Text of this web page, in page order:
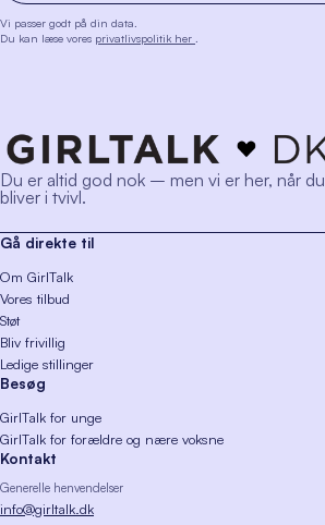
Vi passer godt på din data.
Du kan læse vores privatlivspolitik her
Du er altid god nok – men vi er her, når du
bliver i tvivl.
Gå direkte til
Om GirlTalk
Vores tilbud
Støt
Bliv frivillig
Ledige stillinger
Besøg
GirlTalk for unge
GirlTalk for forældre og nære voksne
Kontakt
Generelle henvendelser
info@girltalk.dk